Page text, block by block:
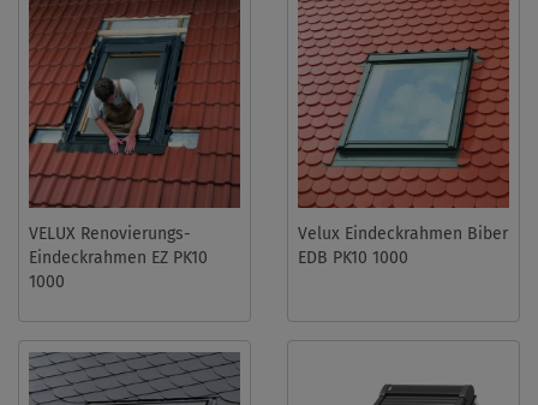
VELUX Renovierungs-
Eindeckrahmen EZ PK10
1000
Velux Eindeckrahmen Biber
EDB PK10 1000